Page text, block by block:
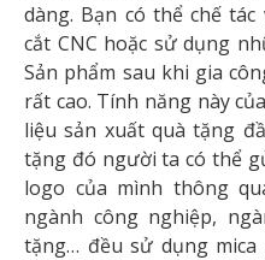
dàng. Bạn có thể chế tác
cắt CNC hoặc sử dụng
Sản phẩm sau khi gia
rất cao. Tính năng này
liệu sản xuất quà tặng
tặng đó người ta có thể
logo của mình thông
ngành công nghiệp,
tặng… đều sử dụng